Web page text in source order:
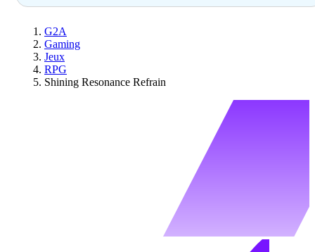
G2A
Gaming
Jeux
RPG
Shining Resonance Refrain